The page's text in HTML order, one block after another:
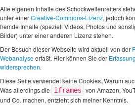
Alle eigenen Inhalte des Schockwellenreiters
unter einerCreative-Commons-Lizenz, jedoch
fremde Inhalte (speziell Videos, Photos und
Bilder) unter einer anderen Lizenz stehen.
Der Besuch dieser Webseite wird aktuell von der
Webanalyseerfaßt. Hier können Sie der Erfassung
widersprechen.
Diese Seite verwendet keine Cookies. Warum
Was allerdings die
iframes von Amazon,
und Co. machen, entzieht sich meiner Kenntnis.